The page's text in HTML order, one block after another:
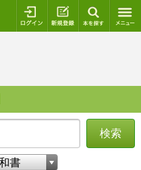
ログイン 新規登録
検索